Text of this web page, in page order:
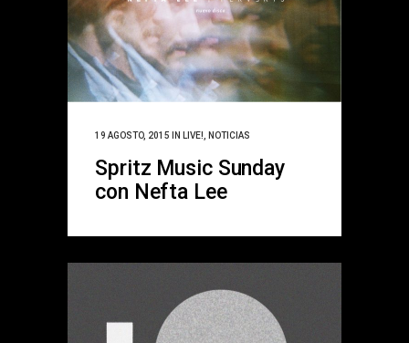
19 AGOSTO, 2015 IN LIVE! NOTICIAS
Spritz Music Sunday
con Nefta Lee